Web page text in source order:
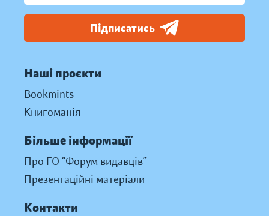
Підписатись
Наші проєкти
Bookmints
Книгоманія
Більше інформації
Про ГО “Форум видавців”
Презентаційні матеріали
Контакти